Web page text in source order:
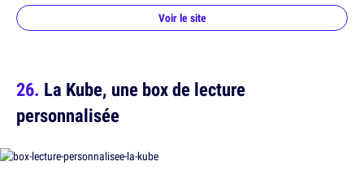
Voir le site
La Kube, une box de lecture
personnalisée